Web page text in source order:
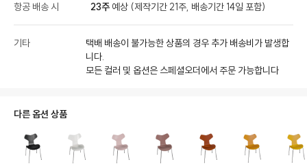
항공 배송 시
23주 예상 (제작기간 21주, 배송기간 14일 포함)
기타
택배 배송이 불가능한 상품의 경우 추가 배송비가 발생합
니다.
모든 컬러 및 옵션은 스페셜오더에서 주문 가능합니다
다른 옵션 상품